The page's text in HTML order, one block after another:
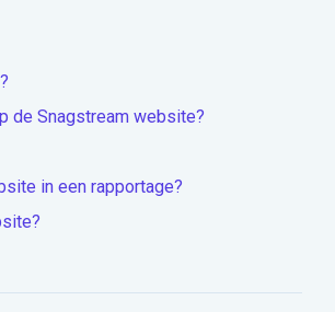
de Snagstream website?
in een rapportage?